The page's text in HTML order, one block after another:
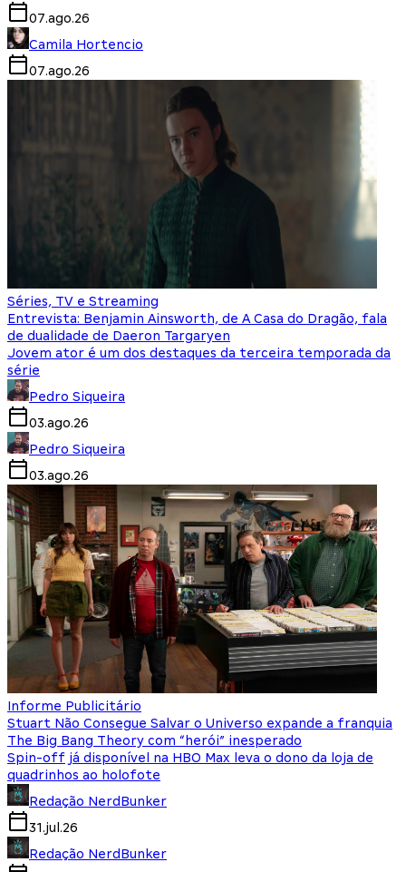
07.ago.26
Camila Hortencio
07.ago.26
Séries, TV e Streaming
Entrevista: Benjamin Ainsworth, de A Casa do Dragão, fala
de dualidade de Daeron Targaryen
Jovem ator é um dos destaques da terceira temporada da
série
Pedro Siqueira
03.ago.26
Pedro Siqueira
03.ago.26
Informe Publicitário
Stuart Não Consegue Salvar o Universo expande a franquia
The Big Bang Theory com “herói” inesperado
Spin-off já disponível na HBO Max leva o dono da loja de
quadrinhos ao holofote
Redação NerdBunker
31.jul.26
Redação NerdBunker